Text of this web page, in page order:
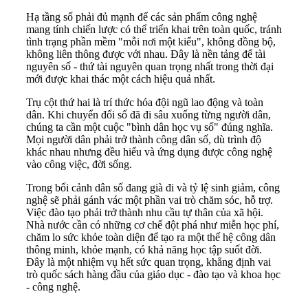
Hạ tầng số phải đủ mạnh để các sản phẩm công nghệ
mang tính chiến lược có thể triển khai trên toàn quốc, tránh
tình trạng phần mềm "mỗi nơi một kiểu", không đồng bộ,
không liên thông được với nhau. Đây là nền tảng để tài
nguyên số - thứ tài nguyên quan trọng nhất trong thời đại
mới được khai thác một cách hiệu quả nhất.
Trụ cột thứ hai là trí thức hóa đội ngũ lao động và toàn
dân. Khi chuyển đổi số đã đi sâu xuống từng người dân,
chúng ta cần một cuộc "bình dân học vụ số" đúng nghĩa.
Mọi người dân phải trở thành công dân số, dù trình độ
khác nhau nhưng đều hiểu và ứng dụng được công nghệ
vào công việc, đời sống.
Trong bối cảnh dân số đang già đi và tỷ lệ sinh giảm, công
nghệ sẽ phải gánh vác một phần vai trò chăm sóc, hỗ trợ.
Việc đào tạo phải trở thành nhu cầu tự thân của xã hội.
Nhà nước cần có những cơ chế đột phá như miễn học phí,
chăm lo sức khỏe toàn diện để tạo ra một thế hệ công dân
thông minh, khỏe mạnh, có khả năng học tập suốt đời.
Đây là một nhiệm vụ hết sức quan trọng, khẳng định vai
trò quốc sách hàng đầu của giáo dục - đào tạo và khoa học
- công nghệ.